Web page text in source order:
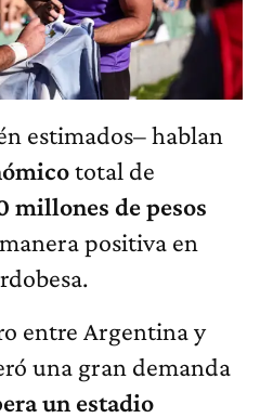
estimados– hablan
total de
millones de pesos
positiva en
entre Argentina y
una gran demanda
un estadio